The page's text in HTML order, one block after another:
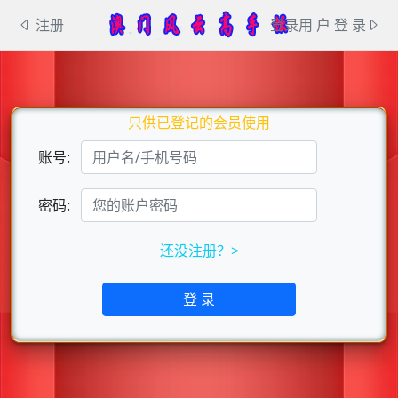
注册 登录用 户 登 录
只供已登记的会员使用
账号:
密码:
还没注册？>
登 录